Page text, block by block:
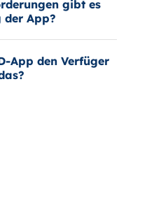
gibt es
App?
App den Verfüger